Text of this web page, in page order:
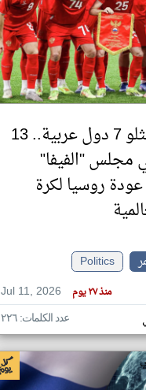
بينهم ممثلو 7 دول عربية.. 13
"الفيفا"
روسيا لكرة
Politics
Jul 11, 2026
منذ ٢٧ يوم
عدد الكلمات: ٢٢٦